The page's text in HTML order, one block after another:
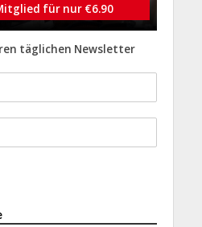
für nur €6.90
täglichen Newsletter